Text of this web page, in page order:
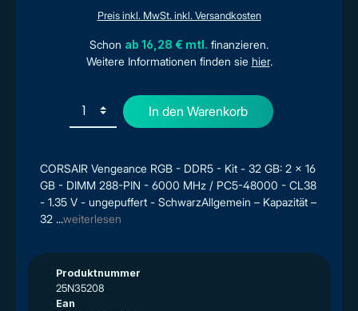
CORSAIR Vengeance RGB - DDR5 - Kit - 32 GB: 2 x 16
GB - DIMM 288-PIN - 6000 MHz / PC5-48000 - CL38
- 1.35 V - ungepuffert - SchwarzAllgemein – Kapazität –
32 ...weiterlesen
Produktnummer
25N35208
Ean
Preis inkl. MwSt. inkl. Versandkosten
Schon ab 16,28 € mtl. finanzieren.
Weitere Informationen finden sie hier.
In den Warenkorb